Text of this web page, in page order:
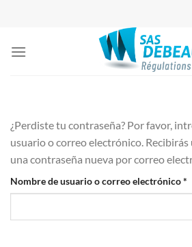
¿Perdiste tu contraseña? Por favor,
usuario o correo electrónico. Recibirás
una contraseña nueva por correo
Nombre de usuario o correo electrónico*